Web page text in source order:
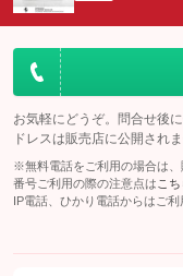
お気軽にどうぞ。問合せ後
ドレスは販売店に公開されま
※無料電話をご利用の場合は
番号ご利用の際の注意点は こち
IP電話、ひかり電話からはご利